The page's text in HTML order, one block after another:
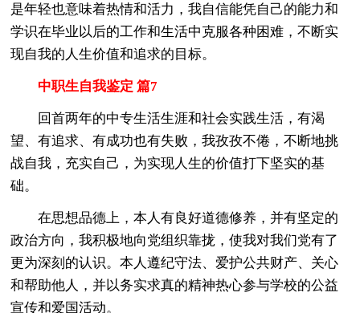
是年轻也意味着热情和活力，我自信能凭自己的能力和
学识在毕业以后的工作和生活中克服各种困难，不断实
现自我的人生价值和追求的目标。
中职生自我鉴定 篇7
回首两年的中专生活生涯和社会实践生活，有渴
望、有追求、有成功也有失败，我孜孜不倦，不断地挑
战自我，充实自己，为实现人生的价值打下坚实的基
础。
在思想品德上，本人有良好道德修养，并有坚定的
政治方向，我积极地向党组织靠拢，使我对我们党有了
更为深刻的认识。本人遵纪守法、爱护公共财产、关心
和帮助他人，并以务实求真的精神热心参与学校的公益
宣传和爱国活动。